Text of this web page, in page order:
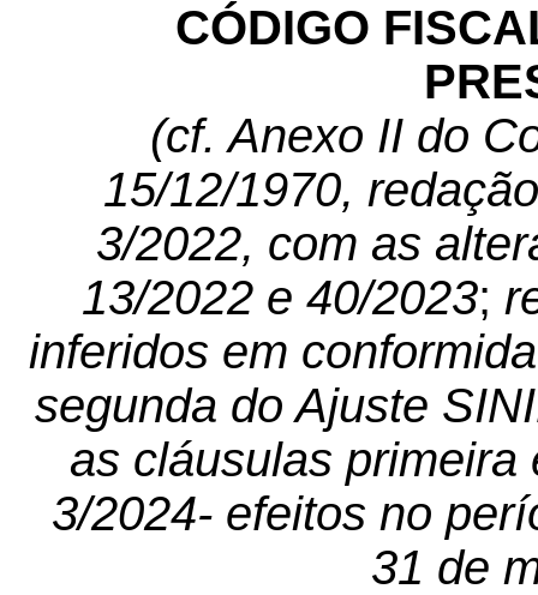
CÓDIGO
(cf. Anexo II do
15/12/1970,
3/2022, com as
13/2022 e 40/2023;
inferidos em
segunda do Ajuste
as cláusulas
3/2024- efeitos no
31 de